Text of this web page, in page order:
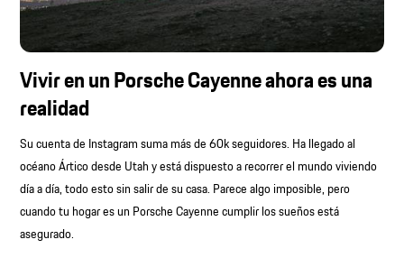
Vivir en un Porsche Cayenne ahora es una
realidad
Su cuenta de Instagram suma más de 60k seguidores. Ha llegado al
océano Ártico desde Utah y está dispuesto a recorrer el mundo viviendo
día a día, todo esto sin salir de su casa. Parece algo imposible, pero
cuando tu hogar es un Porsche Cayenne cumplir los sueños está
asegurado.